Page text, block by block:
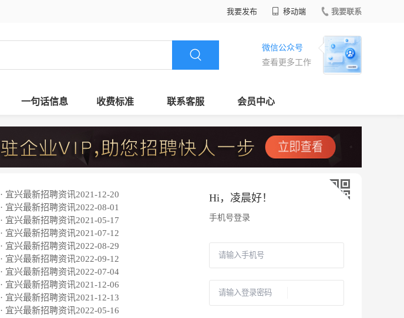
我要发布 移动端 我要联系
微信公众号
查看更多工作
一句话信息 收费标准 联系客服 会员中心
· 宜兴最新招聘资讯2021-12-20
· 宜兴最新招聘资讯2022-08-01
· 宜兴最新招聘资讯2021-05-17
· 宜兴最新招聘资讯2021-07-12
· 宜兴最新招聘资讯2022-08-29
· 宜兴最新招聘资讯2022-09-12
· 宜兴最新招聘资讯2022-07-04
· 宜兴最新招聘资讯2021-12-06
· 宜兴最新招聘资讯2021-12-13
· 宜兴最新招聘资讯2022-05-16
Hi， 凌晨好！
手机号登录